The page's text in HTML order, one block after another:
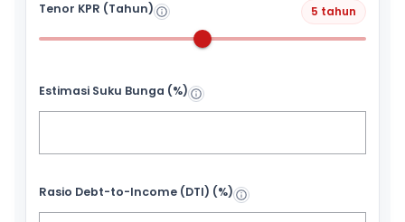
Tenor KPR (Tahun) 5 tahun
Estimasi Suku Bunga (%)
Rasio Debt-to-Income (DTI) (%)